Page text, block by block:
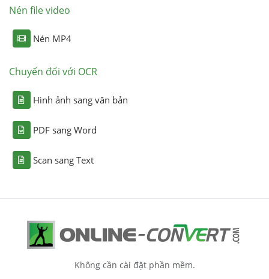
Nén file video
Nén MP4
Chuyển đổi với OCR
Hình ảnh sang văn bản
PDF sang Word
Scan sang Text
Không cần cài đặt phần mềm.